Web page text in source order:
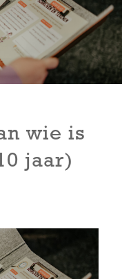
wie is
jaar)